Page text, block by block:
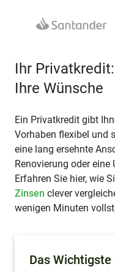
Ihr
Ihre Wünsche
Ein Privatkredit gibt
Vorhaben flexibel und
eine lang ersehnte
Renovierung oder
Erfahren Sie hier, wie
Zinsen clever
wenigen Minuten
Das Wichtigste